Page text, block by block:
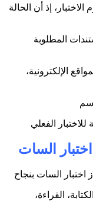
إذ أن الحالة
المطلوبة
الإلكترونية،
الفعلي
السات
اختبار السات بنجاح
القراءة،